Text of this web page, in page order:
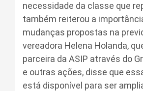
necessidade da classe que
também reiterou a
mudanças propostas na
vereadora Helena Holanda,
parceira da ASIP através do
e outras ações, disse que
está disponível para ser